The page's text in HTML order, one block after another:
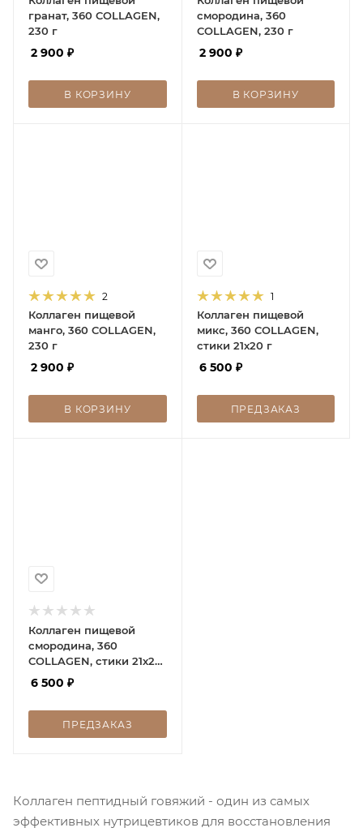
гранат, 360 COLLAGEN,
230 г
2 900 ₽
В КОРЗИНУ
смородина, 360
COLLAGEN, 230 г
2 900 ₽
В КОРЗИНУ
2
Коллаген пищевой
манго, 360 COLLAGEN,
230 г
2 900 ₽
В КОРЗИНУ
1
Коллаген пищевой
микс, 360 COLLAGEN,
стики 21х20 г
6 500 ₽
ПРЕДЗАКАЗ
Коллаген пищевой
смородина, 360
COLLAGEN, стики 21х20
г
6 500 ₽
ПРЕДЗАКАЗ
Коллаген пептидный говяжий - один из самых
эффективных нутрицевтиков для восстановления